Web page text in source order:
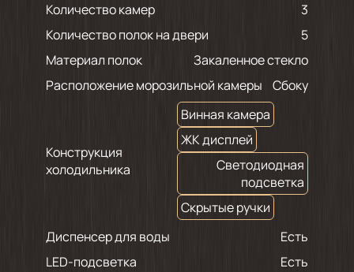
Количество камер
3
Количество полок на двери
5
Материал полок
Закаленное стекло
Расположение морозильной камеры
Сбоку
Конструкция
холодильника
Винная камера
ЖК дисплей
Светодиодная
подсветка
Скрытые ручки
Диспенсер для воды
Есть
LED-подсветка
Есть